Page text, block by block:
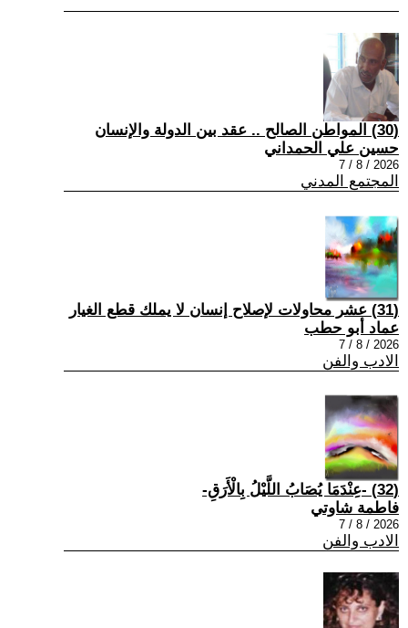
(30) المواطن الصالح .. عقد بين الدولة والإنسان
حسين علي الحمداني
2026 / 8 / 7
المجتمع المدني
(31) عشر محاولات لإصلاح إنسان لا يملك قطع الغيار
عماد أبو حطب
2026 / 8 / 7
الادب والفن
(32) -عِنْدَمَا يُصَابُ اللَّيْلُ بِالْأَرَقِ-
فاطمة شاوتي
2026 / 8 / 7
الادب والفن